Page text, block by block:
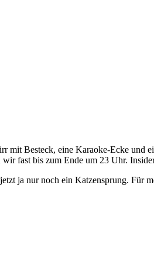
mit Besteck, eine Karaoke-Ecke und
fast bis zum Ende um 23 Uhr.
ja nur noch ein Katzensprung. Für